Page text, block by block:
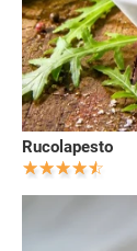
Rucolapesto